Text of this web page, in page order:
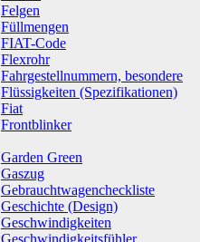
Felgen
Füllmengen
FIAT-Code
Flexrohr
Fahrgestellnummern, besondere
Flüssigkeiten (Spezifikationen)
Fiat
Frontblinker
Garden Green
Gaszug
Gebrauchtwagencheckliste
Geschichte (Design)
Geschwindigkeiten
Geschwindigkeitsfühler